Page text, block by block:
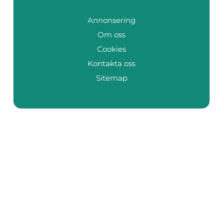
Annonsering
Om oss
Cookies
Kontakta oss
Sitemap